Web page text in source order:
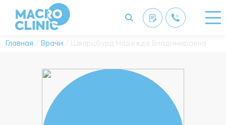
Главная / Врачи / Шварцбурд Надежда Владимировна